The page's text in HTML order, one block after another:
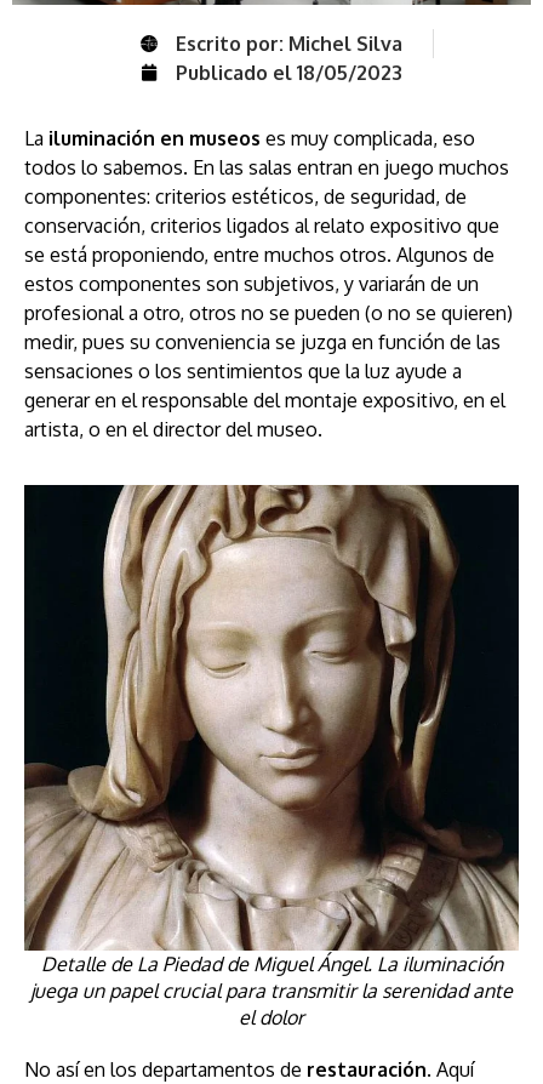
Escrito por: Michel Silva
Publicado el 18/05/2023
La iluminación en museos es muy complicada, eso
todos lo sabemos. En las salas entran en juego muchos
componentes: criterios estéticos, de seguridad, de
conservación, criterios ligados al relato expositivo que
se está proponiendo, entre muchos otros. Algunos de
estos componentes son subjetivos, y variarán de un
profesional a otro, otros no se pueden (o no se quieren)
medir, pues su conveniencia se juzga en función de las
sensaciones o los sentimientos que la luz ayude a
generar en el responsable del montaje expositivo, en el
artista, o en el director del museo.
Detalle de La Piedad de Miguel Ángel. La iluminación
juega un papel crucial para transmitir la serenidad ante
el dolor
No así en los departamentos de restauración. Aquí